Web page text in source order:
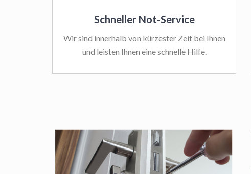
Schneller Not-Service
Wir sind innerhalb von kürzester Zeit bei Ihnen
und leisten Ihnen eine schnelle Hilfe.